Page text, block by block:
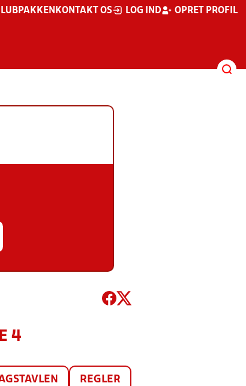
KONTAKT OS LOG IND OPRET PROFIL
4
REGLER